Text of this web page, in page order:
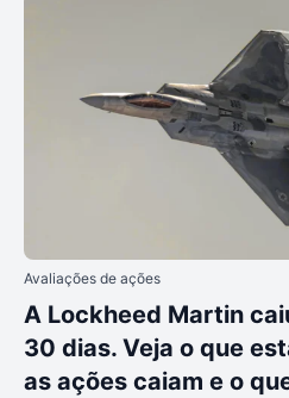
Avaliações de ações
A Lockheed Martin
30 dias. Veja o que
as ações caiam e o